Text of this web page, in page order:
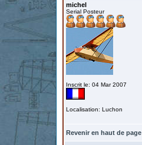
michel
Serial Posteur
Inscrit le: 04 Mar 2007
Localisation: Luchon
Revenir en haut de page